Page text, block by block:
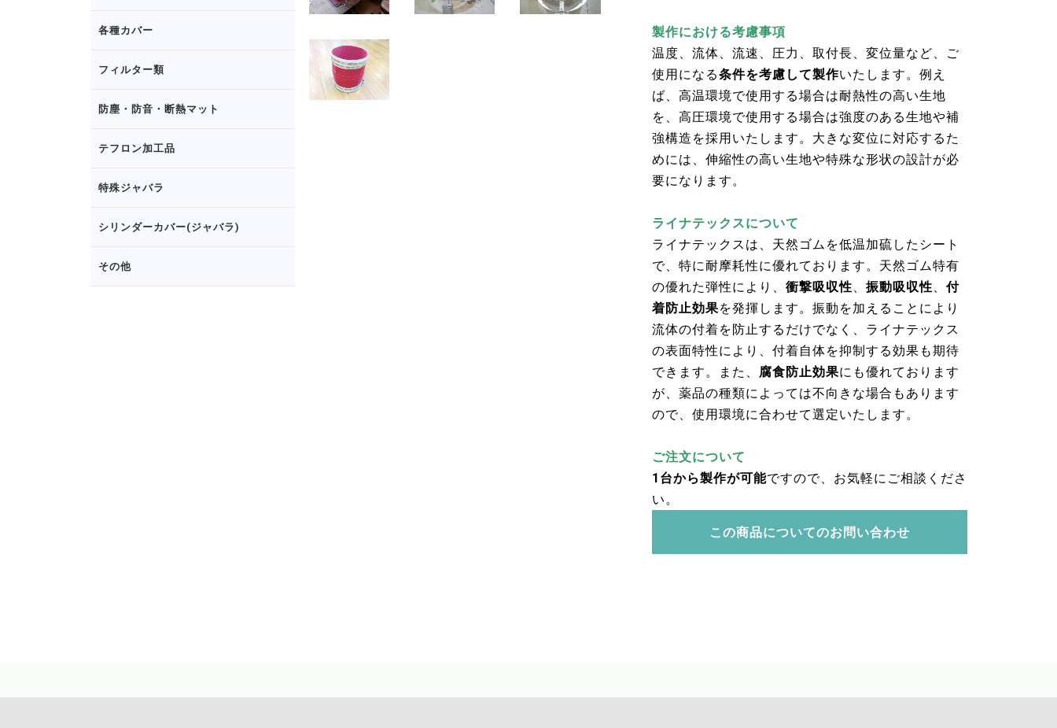
各種カバー
フィルター類
防塵・防音・断熱マット
テフロン加工品
特殊ジャバラ
シリンダーカバー(ジャバラ)
その他
製作における考慮事項
温度、流体、流速、圧力、取付長、変位量など、ご
使用になる条件を考慮して製作いたします。例え
ば、高温環境で使用する場合は耐熱性の高い生地
を、高圧環境で使用する場合は強度のある生地や補
強構造を採用いたします。大きな変位に対応するた
めには、伸縮性の高い生地や特殊な形状の設計が必
要になります。
ライナテックスについて
ライナテックスは、天然ゴムを低温加硫したシート
で、特に耐摩耗性に優れております。天然ゴム特有
の優れた弾性により、 衝撃吸収性、 振動吸収性、 付
着防止効果を発揮します。振動を加えることにより
流体の付着を防止するだけでなく、ライナテックス
の表面特性により、付着自体を抑制する効果も期待
できます。また、 腐食防止効果にも優れております
が、薬品の種類によっては不向きな場合もあります
ので、使用環境に合わせて選定いたします。
ご注文について
1台から製作が可能ですので、お気軽にご相談くださ
い。
この商品についてのお問い合わせ